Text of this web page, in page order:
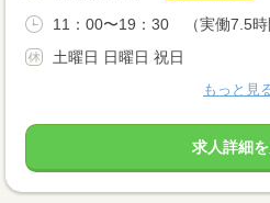
11：00〜19：30 （実働7.5
土曜日 日曜日 祝日
もっと見
求人詳細